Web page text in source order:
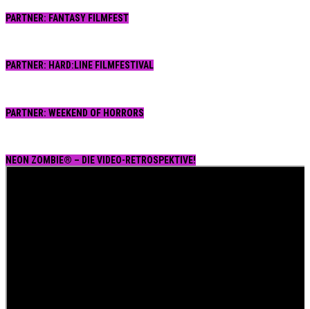
PARTNER: FANTASY FILMFEST
PARTNER: HARD:LINE FILMFESTIVAL
PARTNER: WEEKEND OF HORRORS
NEON ZOMBIE® – DIE VIDEO-RETROSPEKTIVE!